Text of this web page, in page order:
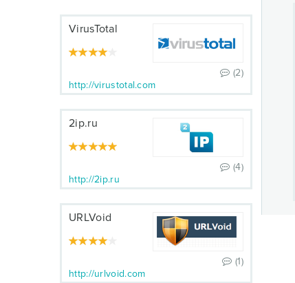
VirusTotal
(2)
http://virustotal.com
2ip.ru
(4)
http://2ip.ru
URLVoid
(1)
http://urlvoid.com